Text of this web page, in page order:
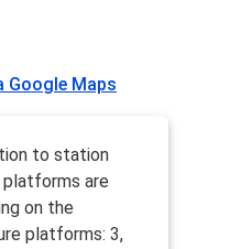
Google Maps
to station
are
on the
platforms: 3,